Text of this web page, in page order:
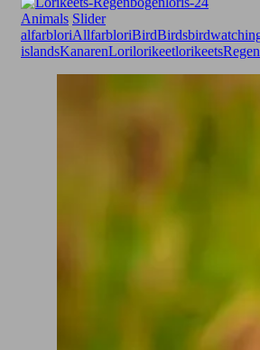
Animals Slider
alfarbloriAllfarbloriBirdBirds
islandsKanarenLorilorikeetlorikeets